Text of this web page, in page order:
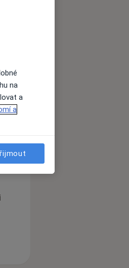
10 Srpen
na
a
a